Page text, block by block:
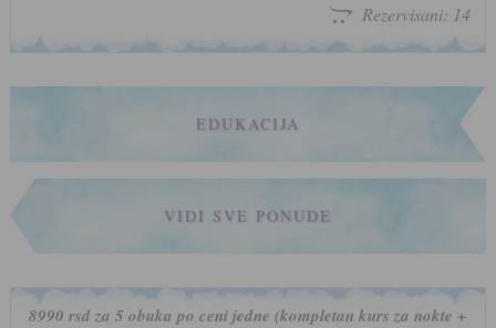
Rezervisani: 14
EDUKACIJA
VIDI SVE PONUDE
8990 rsd za 5 obuka po ceni jedne (kompletan kurs za nokte +